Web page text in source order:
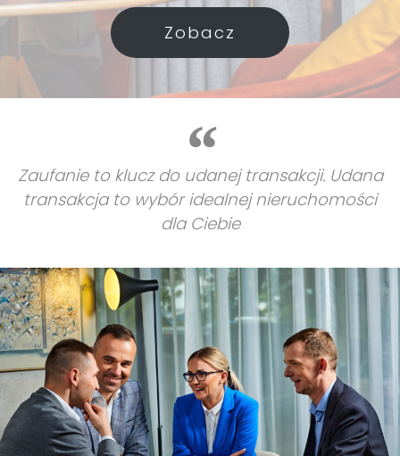
Zobacz
Zaufanie to klucz do udanej transakcji. Udana
transakcja to wybór idealnej nieruchomości
dla Ciebie